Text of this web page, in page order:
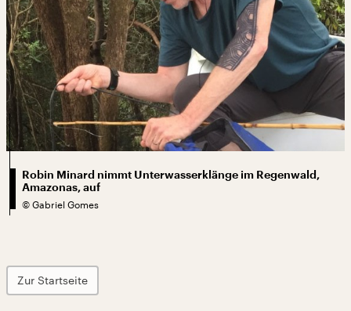
Robin Minard nimmt Unterwasserklänge im Regenwald,
Amazonas, auf
© Gabriel Gomes
Zur Startseite